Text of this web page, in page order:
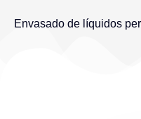
Envasado de líquidos